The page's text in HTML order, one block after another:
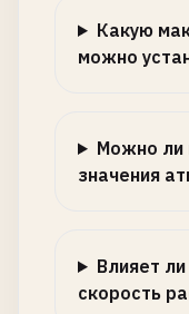
Какую
можно
Можно ли
значения
Влияет
скорость